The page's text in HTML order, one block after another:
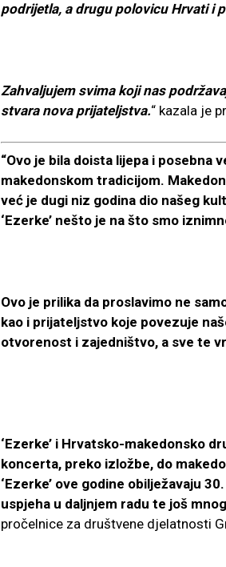
podrijetla, a drugu polovicu Hrvati i
Zahvaljujem svima koji nas
stvara nova prijateljstva.“ kazala je
“Ovo je bila doista lijepa i posebna
makedonskom tradicijom.
već je dugi niz godina dio našeg
‘Ezerke’ nešto je na što smo
Ovo je prilika da proslavimo ne
kao i prijateljstvo koje povezuje
otvorenost i zajedništvo, a sve te
‘Ezerke’ i Hrvatsko-makedonsko
koncerta, preko izložbe, do
‘Ezerke’ ove godine obilježavaju
uspjeha u daljnjem radu te još
pročelnice za društvene djelatnosti